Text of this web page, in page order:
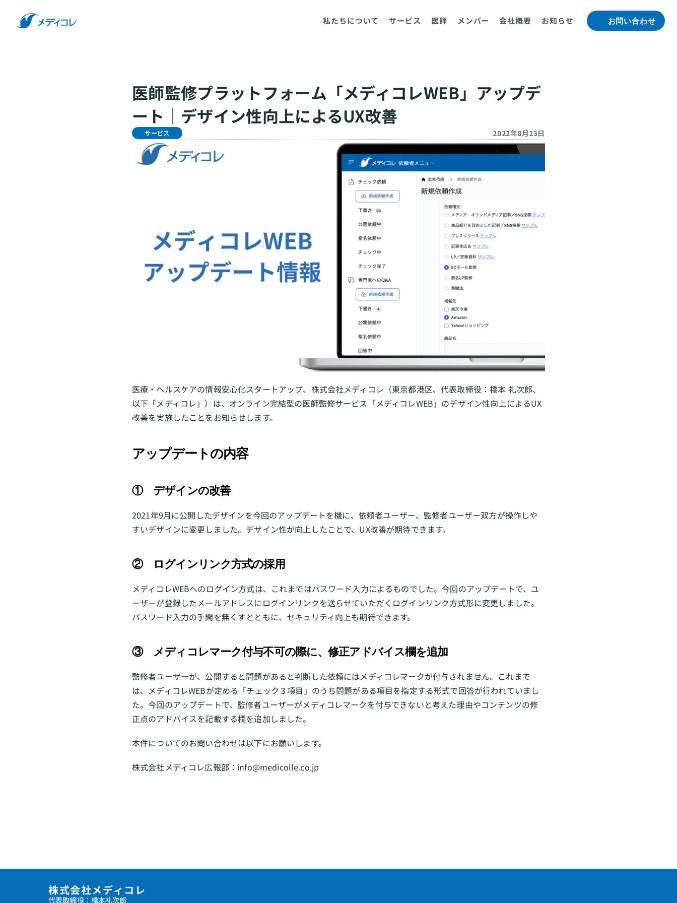
私たちについて サービス 医師 メンバー 会社概要 お知らせ お問い合わせ
医師監修プラットフォーム「メディコレWEB」アップデ
ート｜デザイン性向上によるUX改善
サービス 2022年8月23日
医療・ヘルスケアの情報安心化スタートアップ、株式会社メディコレ（東京都港区、代表取締役：橋本 礼次郎、
以下「メディコレ」）は、オンライン完結型の医師監修サービス「メディコレWEB」のデザイン性向上によるUX
改善を実施したことをお知らせします。
アップデートの内容
①　デザインの改善
2021年9月に公開したデザインを今回のアップデートを機に、依頼者ユーザー、監修者ユーザー双方が操作しや
すいデザインに変更しました。デザイン性が向上したことで、UX改善が期待できます。
②　ログインリンク方式の採用
メディコレWEBへのログイン方式は、これまではパスワード入力によるものでした。今回のアップデートで、ユ
ーザーが登録したメールアドレスにログインリンクを送らせていただくログインリンク方式形に変更しました。
パスワード入力の手間を無くすとともに、セキュリティ向上も期待できます。
③　メディコレマーク付与不可の際に、修正アドバイス欄を追加
監修者ユーザーが、公開すると問題があると判断した依頼にはメディコレマークが付与されません。これまで
は、メディコレWEBが定める「チェック３項目」のうち問題がある項目を指定する形式で回答が行われていまし
た。今回のアップデートで、監修者ユーザーがメディコレマークを付与できないと考えた理由やコンテンツの修
正点のアドバイスを記載する欄を追加しました。
本件についてのお問い合わせは以下にお願いします。
株式会社メディコレ広報部：info@medicolle.co.jp
株式会社メディコレ
代表取締役：橋本礼次郎